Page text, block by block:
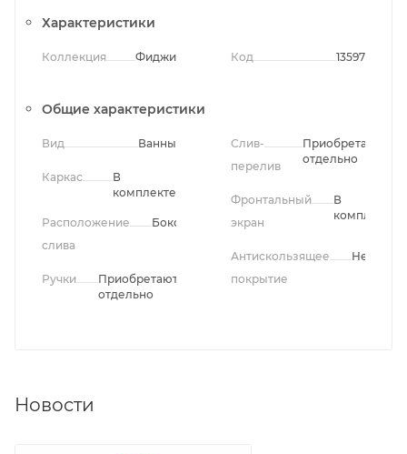
Характеристики
Коллекция Фиджи Код 13597
Общие характеристики
Вид Ванны
Каркас
В
комплекте
Расположение
слива
Боковое
Ручки
Приобретаются
отдельно
Слив-
перелив
Приобретается
отдельно
Фронтальный
экран
В
комплекте
Антискользящее
покрытие
Нет
Новости